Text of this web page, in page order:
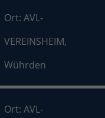
Ort: AVL-
VEREINSHEIM,
Wührden
Ort: AVL-